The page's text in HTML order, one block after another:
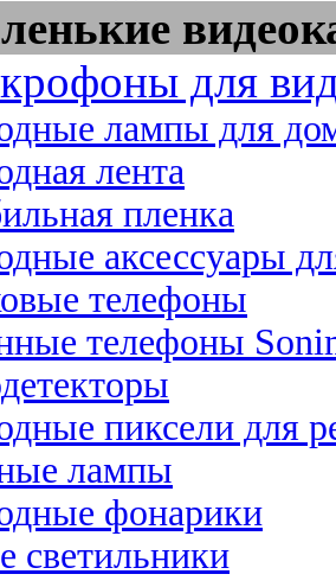
для
лампы для
лента
пленка
аксессуары
телефоны
телефоны
пиксели для
лампы
фонарики
светильники